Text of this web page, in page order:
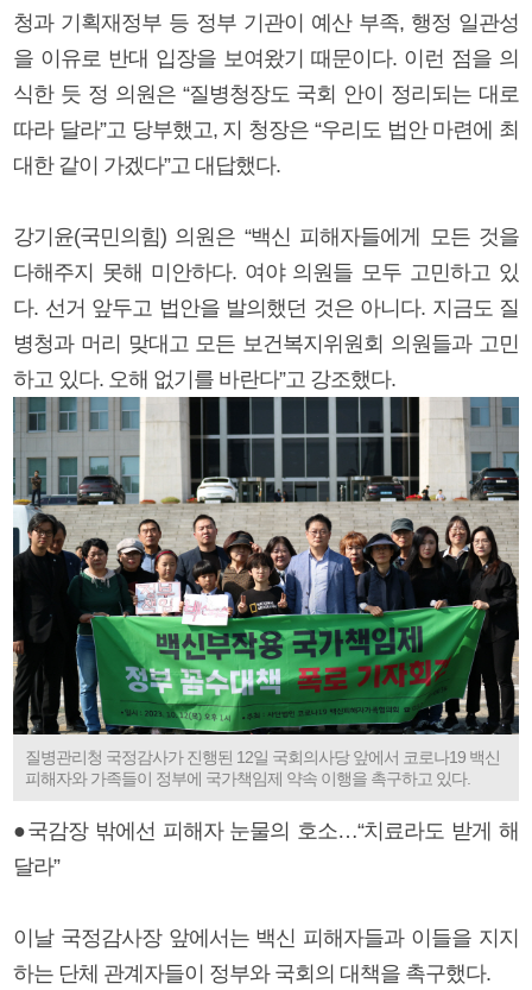
청과 기획재정부 등 정부 기관이 예산 부족, 행정 일관성
을 이유로 반대 입장을 보여왔기 때문이다. 이런 점을 의
식한 듯 정 의원은 “질병청장도 국회 안이 정리되는 대로
따라 달라”고 당부했고, 지 청장은 “우리도 법안 마련에 최
대한 같이 가겠다”고 대답했다.
강기윤(국민의힘) 의원은 “백신 피해자들에게 모든 것을
다해주지 못해 미안하다. 여야 의원들 모두 고민하고 있
다. 선거 앞두고 법안을 발의했던 것은 아니다. 지금도 질
병청과 머리 맞대고 모든 보건복지위원회 의원들과 고민
하고 있다. 오해 없기를 바란다”고 강조했다.
질병관리청 국정감사가 진행된 12일 국회의사당 앞에서 코로나19 백신
피해자와 가족들이 정부에 국가책임제 약속 이행을 촉구하고 있다.
●국감장 밖에선 피해자 눈물의 호소…“치료라도 받게 해
달라”
이날 국정감사장 앞에서는 백신 피해자들과 이들을 지지
하는 단체 관계자들이 정부와 국회의 대책을 촉구했다.